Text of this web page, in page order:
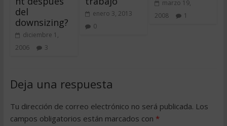
del
downsizing?
diciembre 1,
2006
3
enero 3, 2013
0
marzo 19,
2008
1
Deja una respuesta
Tu dirección de correo electrónico no será publicada. Los
campos obligatorios están marcados con *